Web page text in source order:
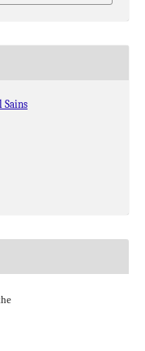
Sains